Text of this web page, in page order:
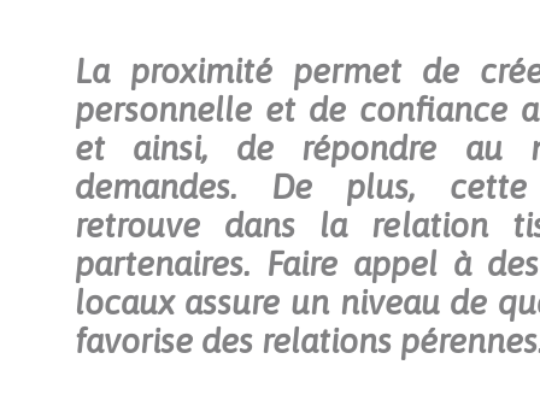
La proximité permet de
personnelle et de confiance
et ainsi, de répondre au
demandes. De plus,
retrouve dans la relation
partenaires. Faire appel à
locaux assure un niveau de
favorise des relations